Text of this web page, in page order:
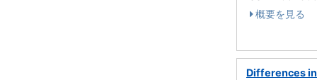
概要を見る
Differences